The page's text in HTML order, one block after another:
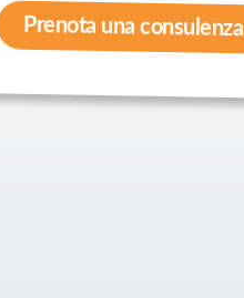
Prenota una consulenza